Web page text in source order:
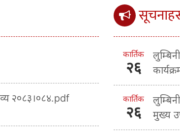
२०८३।०८४.pdf
कार्तिक
२६
कार्तिक
२६
मुख्य